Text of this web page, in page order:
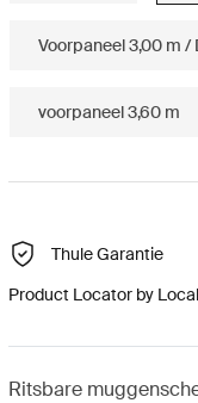
Voorpaneel 3,00 m /
voorpaneel 3,60 m
Thule Garantie
Product Locator by
Ritsbare